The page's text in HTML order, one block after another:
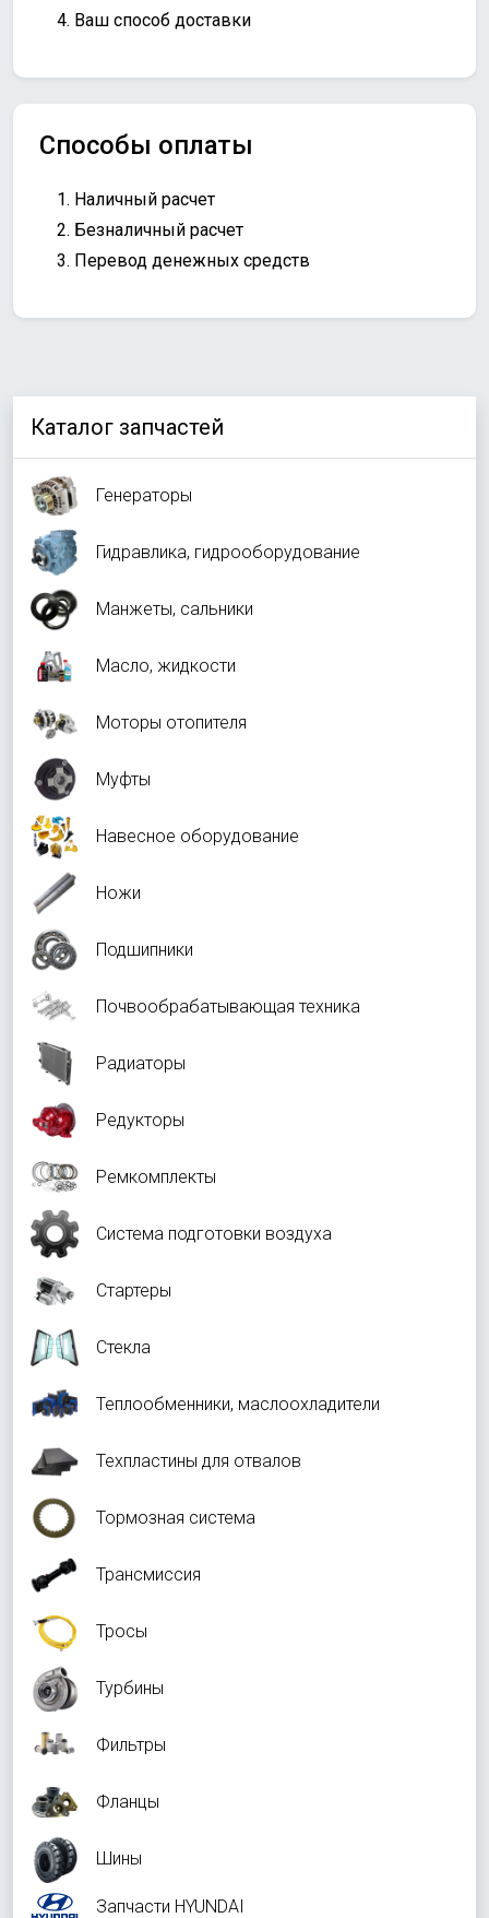
Каталог запчастей
Генераторы
Гидравлика, гидрооборудование
Манжеты, сальники
Масло, жидкости
Моторы отопителя
Муфты
Навесное оборудование
Ножи
Подшипники
Почвообрабатывающая техника
Радиаторы
Редукторы
Ремкомплекты
Система подготовки воздуха
Стартеры
Стекла
Теплообменники, маслоохладители
Техпластины для отвалов
Тормозная система
Трансмиссия
Тросы
Турбины
Фильтры
Фланцы
Шины
Запчасти HYUNDAI
Ваш способ доставки
Способы оплаты
Наличный расчет
Безналичный расчет
Перевод денежных средств